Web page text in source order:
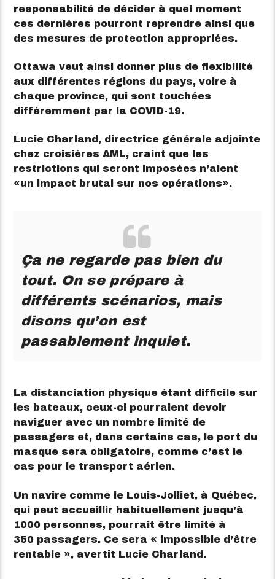
responsabilité de décider à quel moment
ces dernières pourront reprendre ainsi que
des mesures de protection appropriées.
Ottawa veut ainsi donner plus de flexibilité
aux différentes régions du pays, voire à
chaque province, qui sont touchées
différemment par la COVID-19.
Lucie Charland, directrice générale adjointe
chez croisières AML, craint que les
restrictions qui seront imposées n’aient
un impact brutal sur nos opérations
.
Ça ne regarde pas bien du
tout. On se prépare à
différents scénarios, mais
disons qu’on est
passablement inquiet.
La distanciation physique étant difficile sur
les bateaux, ceux-ci pourraient devoir
naviguer avec un nombre limité de
passagers et, dans certains cas, le port du
masque sera obligatoire, comme c’est le
cas pour le transport aérien.
Un navire comme le Louis-Jolliet, à Québec,
qui peut accueillir habituellement jusqu’à
1000 personnes, pourrait être limité à
350 passagers. Ce sera « impossible d’être
rentable », avertit Lucie Charland.